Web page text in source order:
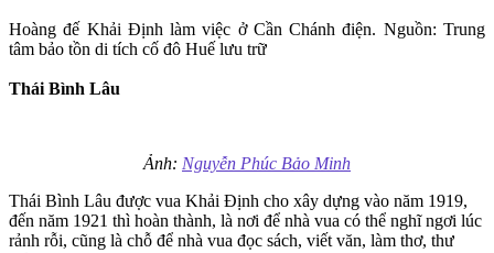
Hoàng đế Khải Định làm việc ở Cần Chánh điện. Nguồn: Trung
tâm bảo tồn di tích cố đô Huế lưu trữ
Thái Bình Lâu
Ảnh: Nguyễn Phúc Bảo Minh
Thái Bình Lâu được vua Khải Định cho xây dựng vào năm 1919,
đến năm 1921 thì hoàn thành, là nơi để nhà vua có thể nghĩ ngơi lúc
rảnh rỗi, cũng là chỗ để nhà vua đọc sách, viết văn, làm thơ, thư